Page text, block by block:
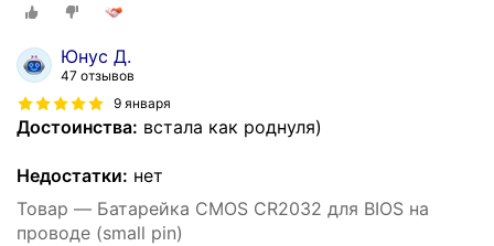
Юнус Д.
47 отзывов
9 января
Достоинства: встала как роднуля)
Недостатки: нет
Товар — Батарейка CMOS CR2032 для BIOS на
проводе (small pin)